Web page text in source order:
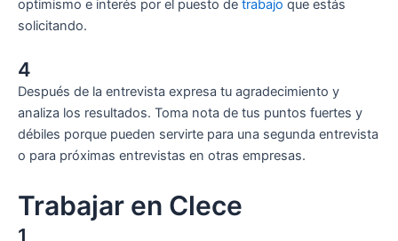
optimismo e interés por el puesto de trabajo que estás
solicitando.
4
Después de la entrevista expresa tu agradecimiento y
analiza los resultados. Toma nota de tus puntos fuertes y
débiles porque pueden servirte para una segunda entrevista
o para próximas entrevistas en otras empresas.
Trabajar en Clece
1